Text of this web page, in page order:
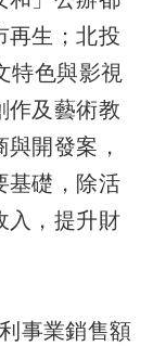
再生；北投
特色與影視
作及藝術教
開發案，
基礎，除活
入，提升財
事業銷售額